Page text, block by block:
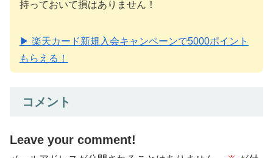
持っておいて損はありません！
▶ 楽天カード新規入会キャンペーンで5000ポイント
もらえる！
コメント
Leave your comment!